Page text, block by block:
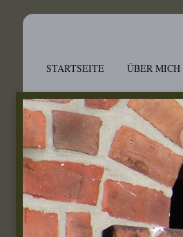
STARTSEITE ÜBER MICH